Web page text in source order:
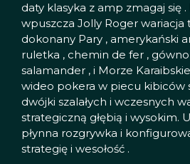
daty klasyka z amp zmagaj się .
wpuszcza Jolly Roger wariacja
dokonany Pary , amerykański
ruletka , chemin de fer , gówno
salamander , i Morze
wideo pokera w piecu kibiców
dwójki szalałych i wczesnych
strategiczną głębią i wysokim.
płynna rozgrywka i
strategię i wesołość .